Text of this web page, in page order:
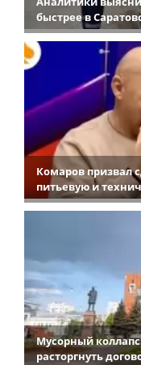
быстрее в
Комаров призвал
питьевую и
Мусорный
расторгнуть